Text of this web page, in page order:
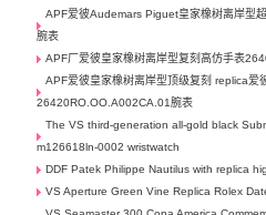
APF爱彼Audemars Piguet皇家橡树离岸型
腕表
APF厂爱彼皇家橡树离岸型复刻高仿手表
APF爱彼皇家橡树离岸型顶级复刻 replica爱
26420RO.OO.A002CA.01腕表
The VS third-generation all-gold black
m126618ln-0002 wristwatch
DDF Patek Philippe Nautilus with replica
VS Aperture Green Vine Replica Rolex